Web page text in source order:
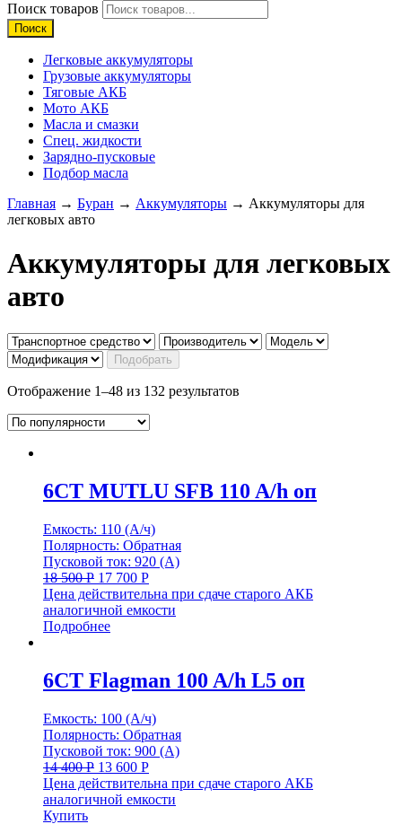
Поиск товаров
Поиск
Легковые аккумуляторы
Грузовые аккумуляторы
Тяговые АКБ
Мото АКБ
Масла и смазки
Спец. жидкости
Зарядно-пусковые
Подбор масла
Главная → Буран → Аккумуляторы → Аккумуляторы для
легковых авто
Аккумуляторы для легковых
авто
Отображение 1–48 из 132 результатов
6CT MUTLU SFB 110 A/h оп
Емкость: 110 (А/ч)
Полярность: Обратная
Пусковой ток: 920 (А)
18 500Р 17 700 Р
Цена действительна при сдаче старого АКБ
аналогичной емкости
Подробнее
6СТ Flagman 100 A/h L5 оп
Емкость: 100 (А/ч)
Полярность: Обратная
Пусковой ток: 900 (А)
14 400Р 13 600 Р
Цена действительна при сдаче старого АКБ
аналогичной емкости
Купить